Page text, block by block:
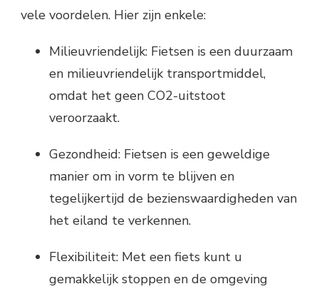
vele voordelen. Hier zijn enkele:
Milieuvriendelijk: Fietsen is een duurzaam
en milieuvriendelijk transportmiddel,
omdat het geen CO2-uitstoot
veroorzaakt.
Gezondheid: Fietsen is een geweldige
manier om in vorm te blijven en
tegelijkertijd de bezienswaardigheden van
het eiland te verkennen.
Flexibiliteit: Met een fiets kunt u
gemakkelijk stoppen en de omgeving